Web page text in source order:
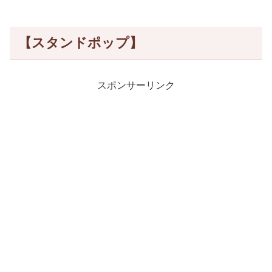
【スタンドポップ】
スポンサーリンク